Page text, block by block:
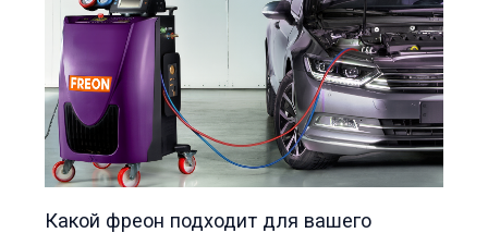
Какой фреон подходит для вашего